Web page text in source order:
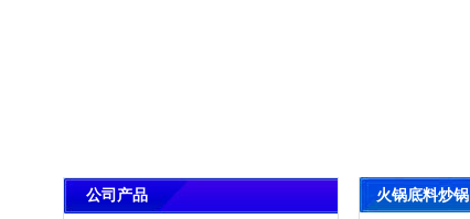
公司产品 火锅底料炒锅